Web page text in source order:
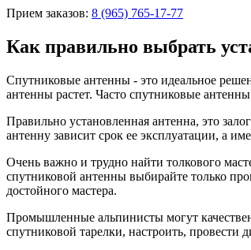
Прием заказов: 8 (965) 765-17-77
Как правильно выбрать
Спутниковые антенны - это идеальное
антенны растет. Часто спутниковые
Правильно установленная антенна, это
антенну зависит срок ее эксплуатации, а
Очень важно и трудно найти толкового
спутниковой антенны выбирайте только
достойного мастера.
Промышленные альпинисты могут
спутниковой тарелки, настроить, провести